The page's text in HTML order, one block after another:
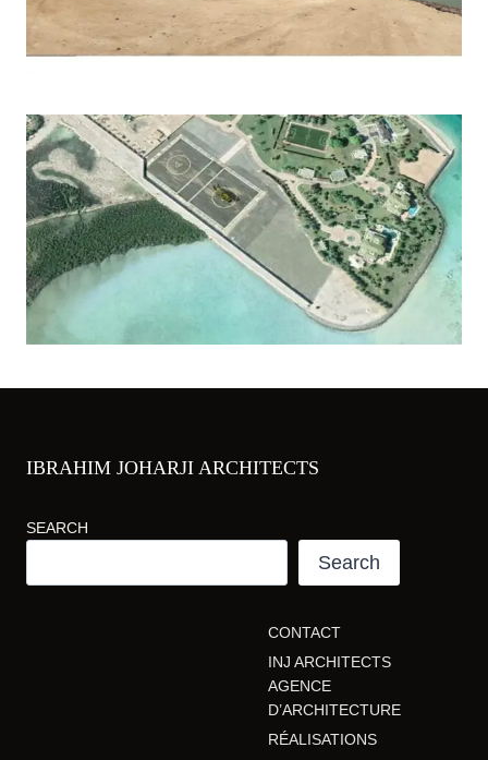
IBRAHIM JOHARJI ARCHITECTS
SEARCH
Search
CONTACT
INJ ARCHITECTS
AGENCE
D’ARCHITECTURE
RÉALISATIONS